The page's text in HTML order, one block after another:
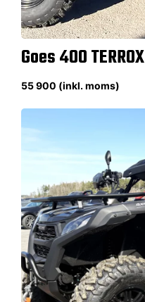
Goes 400 TERROX
55 900 (inkl. moms)